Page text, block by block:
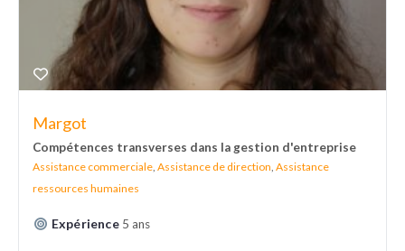
Margot
Compétences transverses dans la gestion d'entreprise
Assistance commerciale, Assistance de direction, Assistance
ressources humaines
Expérience 5 ans